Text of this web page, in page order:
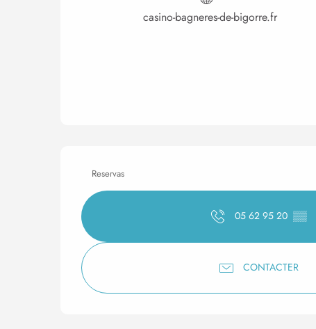
casino-bagneres-de-bigorre.fr
Reservas
05 62 95 20 ▒▒
CONTACTER